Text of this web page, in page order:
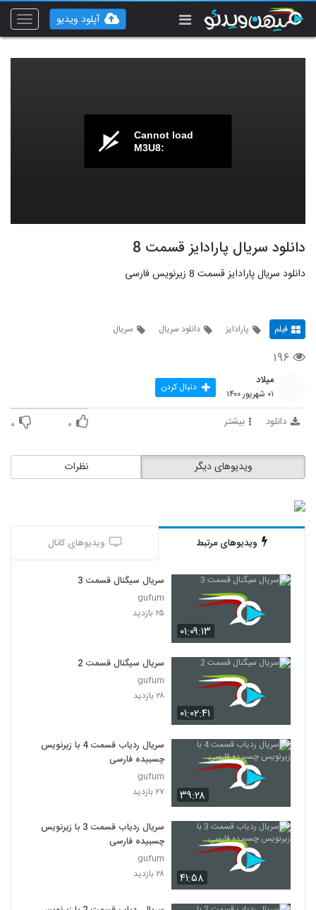
Toggle
آپلود ویدیو
Cannot load
M3U8:
دانلود سریال پارادایز قسمت 8
دانلود سریال پارادایز قسمت 8 زیرنویس فارسی
فیلم پارادایز دانلود سریال سریال
۱۹۶
میلاد
۰۱ شهریور ۱۴۰۰ دنبال کردن
دانلود بیشتر ۰ ۰
نظرات ویدیوهای دیگر
ویدیوهای مرتبط ویدیوهای کانال
۰۱:۰۹:۱۳
سریال سیگنال قسمت 3
gufum
۲۵ بازدید
۰۱:۰۲:۴۱
سریال سیگنال قسمت 2
gufum
۲۸ بازدید
۳۹:۲۸
سریال ردیاب قسمت 4 با زیرنویس
چسبیده فارسی
gufum
۲۷ بازدید
۴۱:۵۸
سریال ردیاب قسمت 3 با زیرنویس
چسبیده فارسی
gufum
۲۸ بازدید